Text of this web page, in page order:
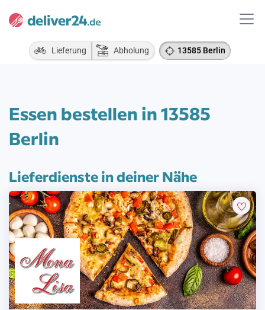
Lieferung Abholung 13585 Berlin
Essen bestellen in 13585
Berlin
Lieferdienste in deiner Nähe